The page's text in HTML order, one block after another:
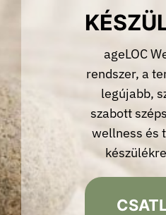
ageLOC
rendszer, a
legújabb,
szabott
wellness és